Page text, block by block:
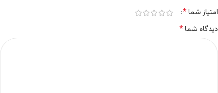
امتیاز شما*
دیدگاه شما*